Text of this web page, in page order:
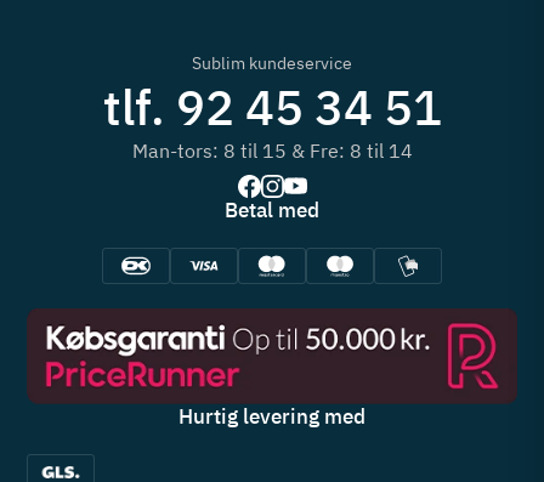
Sublim kundeservice
tlf. 92 45 34 51
Man-tors: 8 til 15 & Fre: 8 til 14
Betal med
Hurtig levering med